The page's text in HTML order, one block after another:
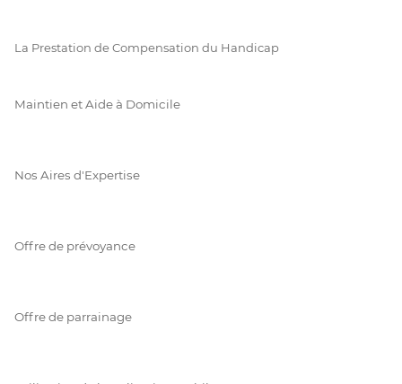
La Prestation de Compensation du Handicap
Maintien et Aide à Domicile
Nos Aires d'Expertise
Offre de prévoyance
Offre de parrainage